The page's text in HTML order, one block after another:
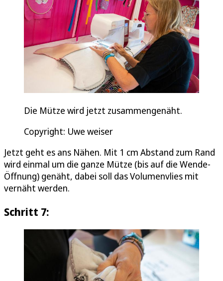
Die Mütze wird jetzt zusammengenäht.
Copyright: Uwe weiser
Jetzt geht es ans Nähen. Mit 1 cm Abstand zum Rand
wird einmal um die ganze Mütze (bis auf die Wende-
Öffnung) genäht, dabei soll das Volumenvlies mit
vernäht werden.
Schritt 7: